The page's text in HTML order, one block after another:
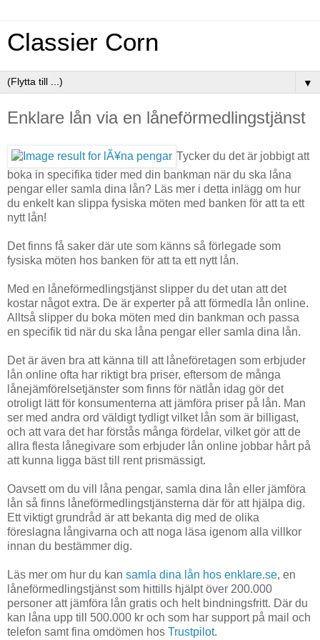
Classier Corn
▼
Enklare lån via en låneförmedlingstjänst
Tycker du det är jobbigt att
boka in specifika tider med din bankman när du ska låna
pengar eller samla dina lån? Läs mer i detta inlägg om hur
du enkelt kan slippa fysiska möten med banken för att ta ett
nytt lån!
Det finns få saker där ute som känns så förlegade som
fysiska möten hos banken för att ta ett nytt lån.
Med en låneförmedlingstjänst slipper du det utan att det
kostar något extra. De är experter på att förmedla lån online.
Alltså slipper du boka möten med din bankman och passa
en specifik tid när du ska låna pengar eller samla dina lån.
Det är även bra att känna till att låneföretagen som erbjuder
lån online ofta har riktigt bra priser, eftersom de många
lånejämförelsetjänster som finns för nätlån idag gör det
otroligt lätt för konsumenterna att jämföra priser på lån. Man
ser med andra ord väldigt tydligt vilket lån som är billigast,
och att vara det har förstås många fördelar, vilket gör att de
allra flesta lånegivare som erbjuder lån online jobbar hårt på
att kunna ligga bäst till rent prismässigt.
Oavsett om du vill låna pengar, samla dina lån eller jämföra
lån så finns låneförmedlingstjänsterna där för att hjälpa dig.
Ett viktigt grundråd är att bekanta dig med de olika
föreslagna långivarna och att noga läsa igenom alla villkor
innan du bestämmer dig.
Läs mer om hur du kan samla dina lån hos enklare.se, en
låneförmedlingstjänst som hittills hjälpt över 200.000
personer att jämföra lån gratis och helt bindningsfritt. Där du
kan låna upp till 500.000 kr och som har support på mail och
telefon samt fina omdömen hos Trustpilot.